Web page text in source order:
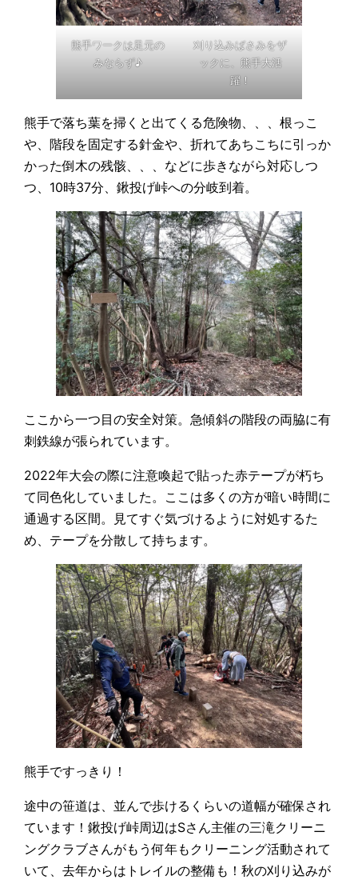
熊手ワークは足元の
みならず♪
刈り込みばさみをザ
ックに、熊手大活
躍！
熊手で落ち葉を掃くと出てくる危険物、、、根っこ
や、階段を固定する針金や、折れてあちこちに引っか
かった倒木の残骸、、、などに歩きながら対応しつ
つ、10時37分、鍬投げ峠への分岐到着。
ここから一つ目の安全対策。急傾斜の階段の両脇に有
刺鉄線が張られています。
2022年大会の際に注意喚起で貼った赤テープが朽ち
て同色化していました。ここは多くの方が暗い時間に
通過する区間。見てすぐ気づけるように対処するた
め、テープを分散して持ちます。
熊手ですっきり！
途中の笹道は、並んで歩けるくらいの道幅が確保され
ています！鍬投げ峠周辺はSさん主催の三滝クリーニ
ングクラブさんがもう何年もクリーニング活動されて
いて、去年からはトレイルの整備も！秋の刈り込みが